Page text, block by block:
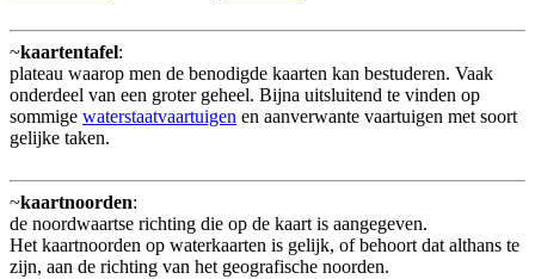
~kaartentafel:
plateau waarop men de benodigde kaarten kan bestuderen. Vaak
onderdeel van een groter geheel. Bijna uitsluitend te vinden op
sommige waterstaatvaartuigen en aanverwante vaartuigen met soort
gelijke taken.
~kaartnoorden:
de noordwaartse richting die op de kaart is aangegeven.
Het kaartnoorden op waterkaarten is gelijk, of behoort dat althans te
zijn, aan de richting van het geografische noorden.